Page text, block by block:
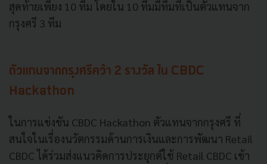
สุดท้ายเพียง 10 ทีม โดยใน 10 ทีมมีทีมที่เป็นตัวแทนจาก
กรุงศรี 3 ทีม
ตัวแทนจากกรุงศรีคว้า 2 รางวัล ใน CBDC
Hackathon
ในการแข่งขัน CBDC Hackathon ตัวแทนจากกรุงศรี ที่
สนใจในเรื่องนวัตกรรมด้านการเงินและการพัฒนา Retail
CBDC ได้ร่วมส่งแนวคิดการประยุกต์ใช้ Retail CBDC เข้า